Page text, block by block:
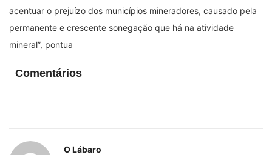
acentuar o prejuízo dos municípios mineradores, causado pela
permanente e crescente sonegação que há na atividade
mineral”, pontua
Comentários
O Lábaro